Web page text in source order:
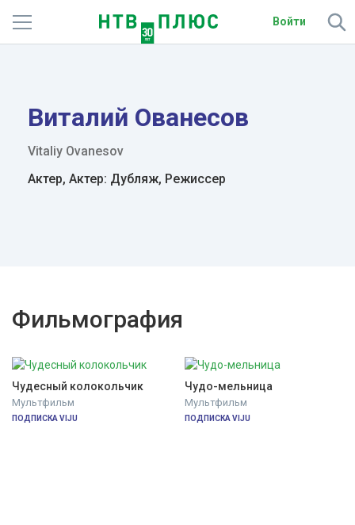
Войти
Подписки
Активировать промокод
Виталий Ованесов
Vitaliy Ovanesov
Актер, Актер: Дубляж, Режиссер
Фильмография
Чудесный колокольчик
Мультфильм
ПОДПИСКА VIJU
Чудо-мельница
Мультфильм
ПОДПИСКА VIJU